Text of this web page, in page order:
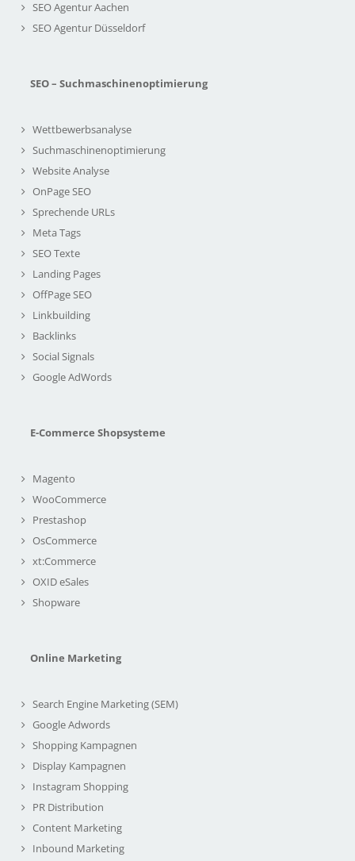
SEO Agentur Aachen
SEO Agentur Düsseldorf
SEO – Suchmaschinenoptimierung
Wettbewerbsanalyse
Suchmaschinenoptimierung
Website Analyse
OnPage SEO
Sprechende URLs
Meta Tags
SEO Texte
Landing Pages
OffPage SEO
Linkbuilding
Backlinks
Social Signals
Google AdWords
E-Commerce Shopsysteme
Magento
WooCommerce
Prestashop
OsCommerce
xt:Commerce
OXID eSales
Shopware
Online Marketing
Search Engine Marketing (SEM)
Google Adwords
Shopping Kampagnen
Display Kampagnen
Instagram Shopping
PR Distribution
Content Marketing
Inbound Marketing